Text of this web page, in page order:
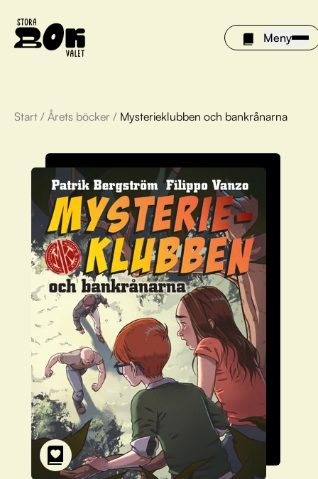
Meny
Årets böcker
Om Stora bokvalet
Olivia tipsar
Vinnare
FAQ
För bibliotek
Start / Årets böcker / Mysterieklubben och bankrånarna